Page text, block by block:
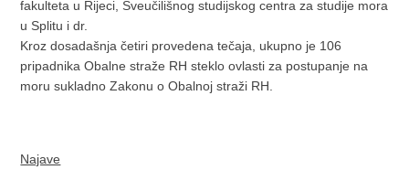
fakulteta u Rijeci, Sveučilišnog studijskog centra za studije mora
u Splitu i dr.
Kroz dosadašnja četiri provedena tečaja, ukupno je 106
pripadnika Obalne straže RH steklo ovlasti za postupanje na
moru sukladno Zakonu o Obalnoj straži RH.
Najave